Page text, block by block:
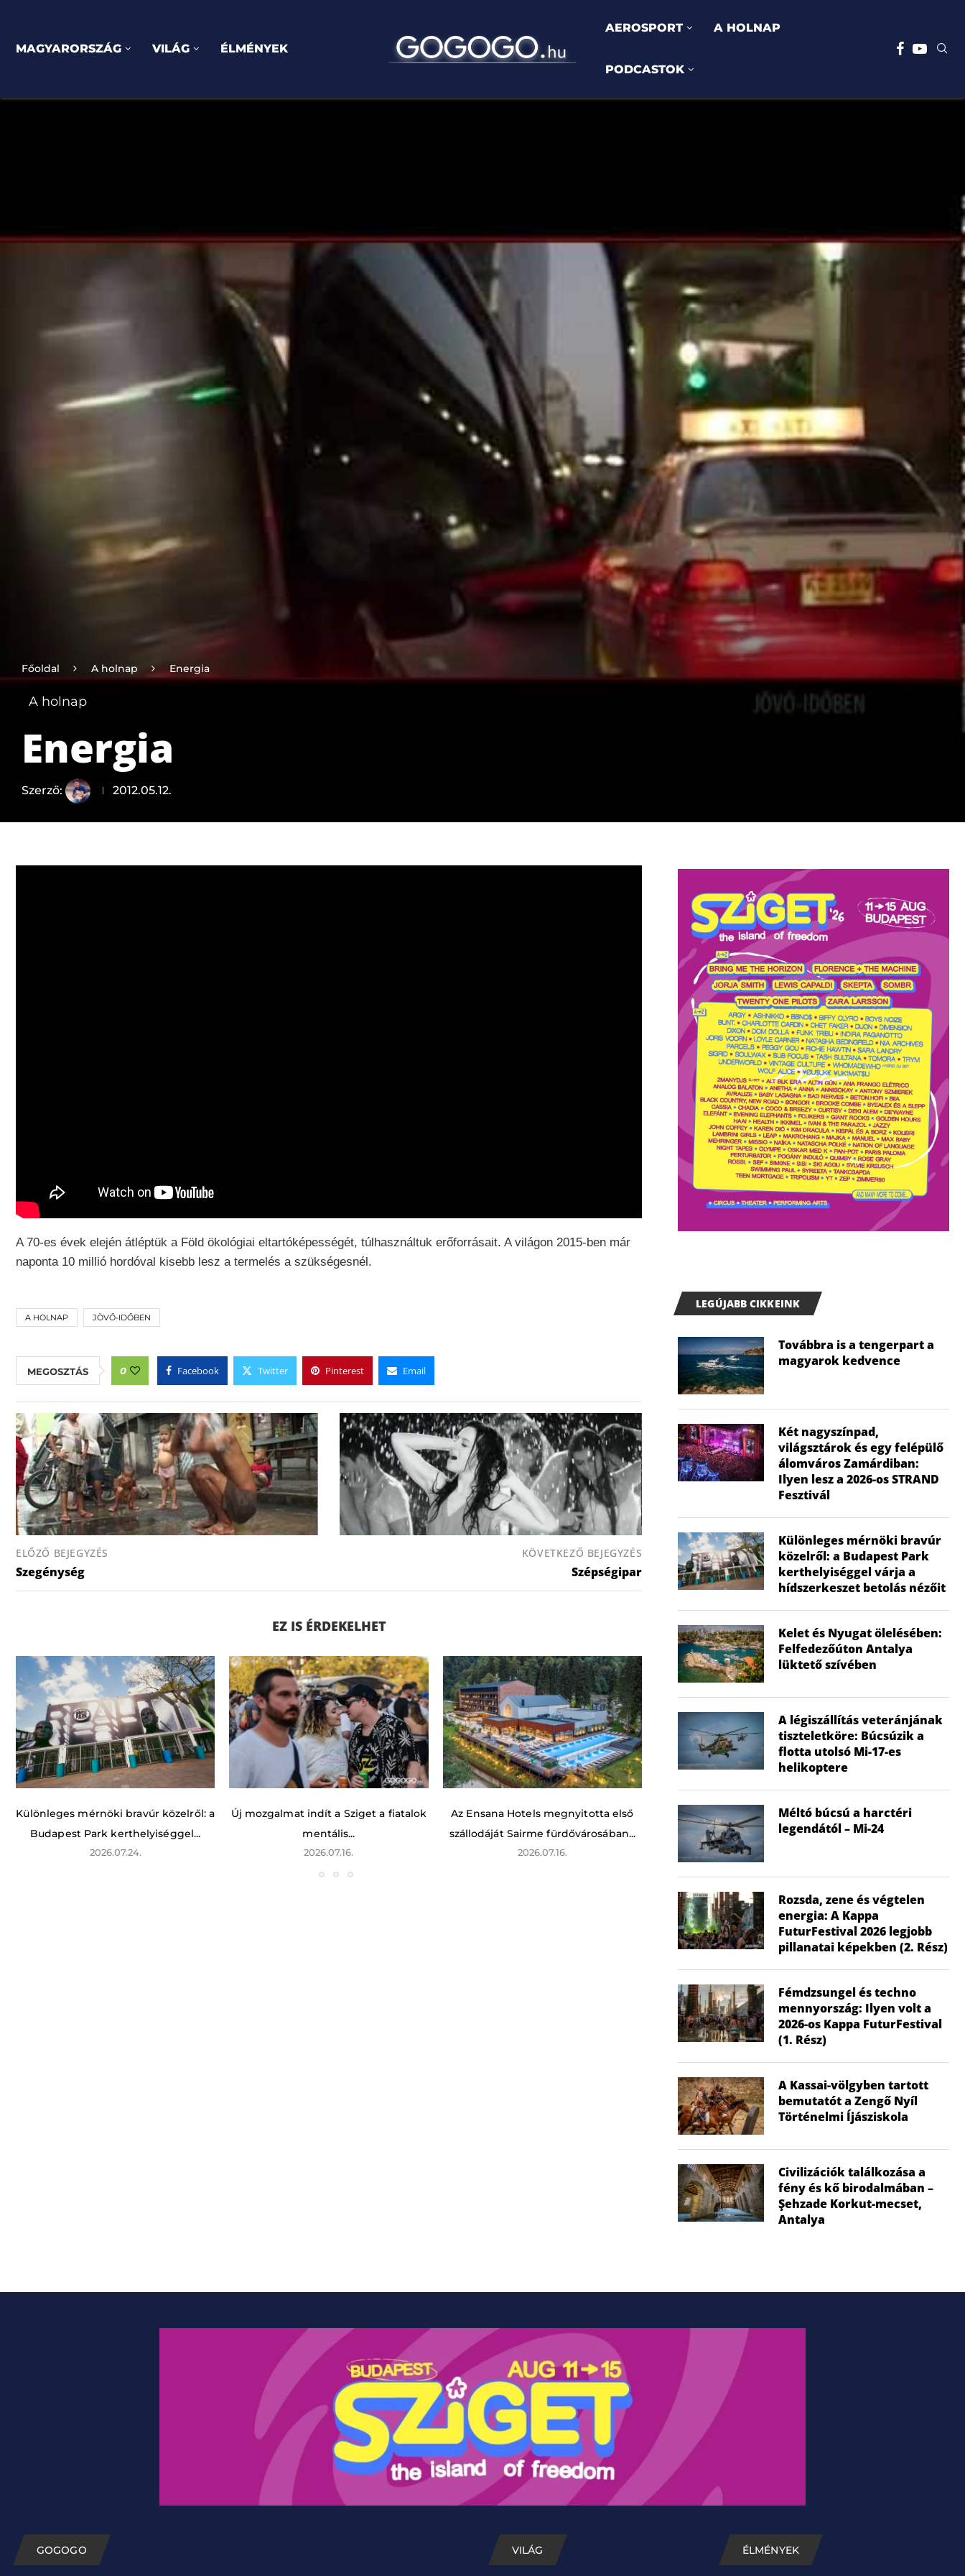
MAGYARORSZÁG VILÁG ÉLMÉNYEK
AEROSPORT A HOLNAP
PODCASTOK
Főoldal A holnap Energia
A holnap
Energia
Szerző: 2012.05.12.
A 70-es évek elején átléptük a Föld ökológiai eltartóképességét, túlhasználtuk erőforrásait. A világon 2015-ben már
naponta 10 millió hordóval kisebb lesz a termelés a szükségesnél.
A HOLNAP JÖVŐ-IDŐBEN
MEGOSZTÁS 0 Facebook Twitter Pinterest Email
ELŐZŐ BEJEGYZÉS
Szegénység
KÖVETKEZŐ BEJEGYZÉS
Szépségipar
EZ IS ÉRDEKELHET
Különleges mérnöki bravúr közelről: a
Budapest Park kerthelyiséggel...
2026.07.24.
Új mozgalmat indít a Sziget a fiatalok
mentális...
2026.07.16.
Az Ensana Hotels megnyitotta első
szállodáját Sairme fürdővárosában...
2026.07.16.
Nem a gyerek tehet róla, mégis ő
húzza...
2026.07.02.
Visszatér a
LEGÚJABB CIKKEINK
Továbbra is a tengerpart a
magyarok kedvence
Két nagyszínpad,
világsztárok és egy felépülő
álomváros Zamárdiban:
Ilyen lesz a 2026-os STRAND
Fesztivál
Különleges mérnöki bravúr
közelről: a Budapest Park
kerthelyiséggel várja a
hídszerkeszet betolás nézőit
Kelet és Nyugat ölelésében:
Felfedezőúton Antalya
lüktető szívében
A légiszállítás veteránjának
tiszteletköre: Búcsúzik a
flotta utolsó Mi-17-es
helikoptere
Méltó búcsú a harctéri
legendától – Mi-24
Rozsda, zene és végtelen
energia: A Kappa
FuturFestival 2026 legjobb
pillanatai képekben (2. Rész)
Fémdzsungel és techno
mennyország: Ilyen volt a
2026-os Kappa FuturFestival
(1. Rész)
A Kassai-völgyben tartott
bemutatót a Zengő Nyíl
Történelmi Íjásziskola
Civilizációk találkozása a
fény és kő birodalmában –
Şehzade Korkut-mecset,
Antalya
GOGOGO VILÁG ÉLMÉNYEK